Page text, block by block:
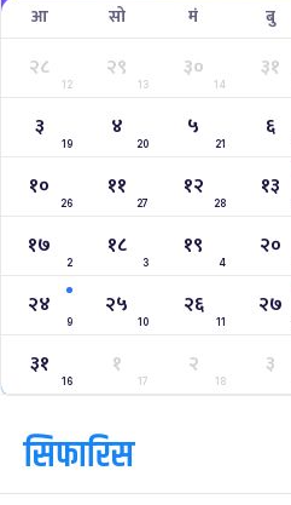
आ सो मं बु
२८
12
२९
13
३०
14
३१
३
19
४
20
५
21
६
१०
26
११
27
१२
28
१३
१७
2
१८
3
१९
4
२०
२४
9
२५
10
२६
11
२७
३१
16
१
17
२
18
३
सिफारिस